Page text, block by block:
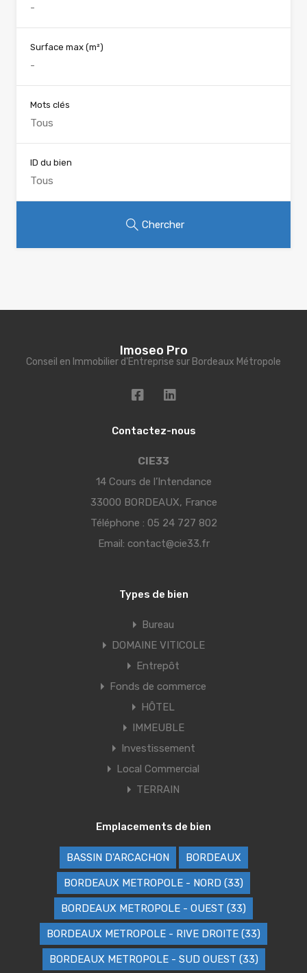
Surface max (m²)
Mots clés
ID du bien
Chercher
Imoseo Pro
Conseil en Immobilier d'Entreprise sur Bordeaux Métropole
Contactez-nous
CIE33
14 Cours de l’Intendance
33000 BORDEAUX, France
Téléphone : 05 24 727 802
Email: contact@cie33.fr
Types de bien
Bureau
DOMAINE VITICOLE
Entrepôt
Fonds de commerce
HÔTEL
IMMEUBLE
Investissement
Local Commercial
TERRAIN
Emplacements de bien
BASSIN D'ARCACHON BORDEAUX
BORDEAUX METROPOLE - NORD (33)
BORDEAUX METROPOLE - OUEST (33)
BORDEAUX METROPOLE - RIVE DROITE (33)
BORDEAUX METROPOLE - SUD OUEST (33)